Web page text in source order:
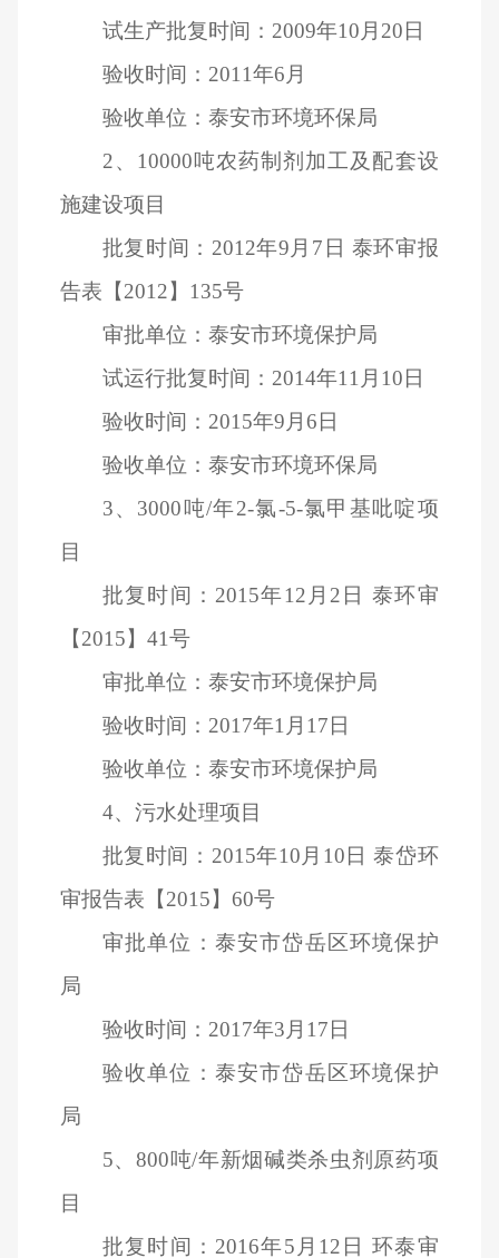
试生产批复时间：2009年10月20日
验收时间：2011年6月
验收单位：泰安市环境环保局
2、10000吨农药制剂加工及配套设
施建设项目
批复时间：2012年9月7日 泰环审报
告表【2012】135号
审批单位：泰安市环境保护局
试运行批复时间：2014年11月10日
验收时间：2015年9月6日
验收单位：泰安市环境环保局
3、3000吨/年2-氯-5-氯甲基吡啶项
目
批复时间：2015年12月2日 泰环审
【2015】41号
审批单位：泰安市环境保护局
验收时间：2017年1月17日
验收单位：泰安市环境保护局
4、污水处理项目
批复时间：2015年10月10日 泰岱环
审报告表【2015】60号
审批单位：泰安市岱岳区环境保护
局
验收时间：2017年3月17日
验收单位：泰安市岱岳区环境保护
局
5、800吨/年新烟碱类杀虫剂原药项
目
批复时间：2016年5月12日 环泰审